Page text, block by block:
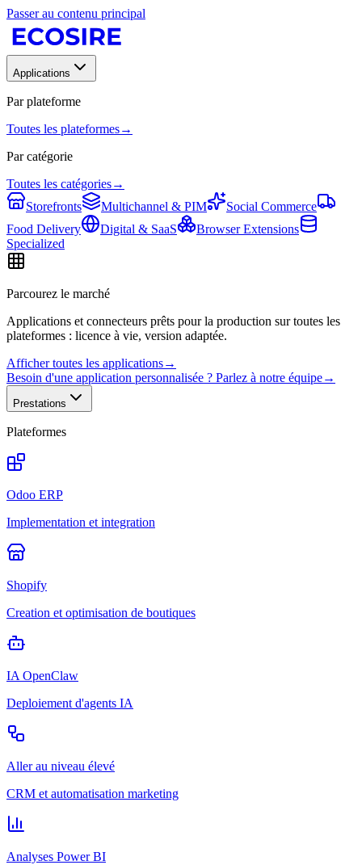
Passer au contenu principal
Applications
Par plateforme
Toutes les plateformes→
Par catégorie
Toutes les catégories→
Storefronts
Multichannel & PIM
Social Commerce
Food Delivery
Digital & SaaS
Browser Extensions
Specialized
Parcourez le marché
Applications et connecteurs prêts pour la production sur toutes les
plateformes : licence à vie, version adaptée.
Afficher toutes les applications→
Besoin d'une application personnalisée ? Parlez à notre équipe→
Prestations
Plateformes
Odoo ERP
Implementation et integration
Shopify
Creation et optimisation de boutiques
IA OpenClaw
Deploiement d'agents IA
Aller au niveau élevé
CRM et automatisation marketing
Analyses Power BI